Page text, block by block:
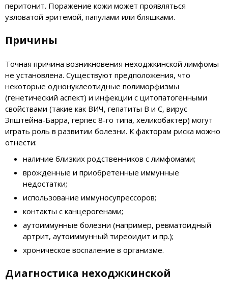
перитонит. Поражение кожи может проявляться
узловатой эритемой, папулами или бляшками.
Причины
Точная причина возникновения неходжкинской лимфомы
не установлена. Существуют предположения, что
некоторые однонуклеотидные полиморфизмы
(генетический аспект) и инфекции с цитопатогенными
свойствами (такие как ВИЧ, гепатиты В и С, вирус
Эпштейна-Барра, герпес 8-го типа, хеликобактер) могут
играть роль в развитии болезни. К факторам риска можно
отнести:
наличие близких родственников с лимфомами;
врожденные и приобретенные иммунные
недостатки;
использование иммуносупрессоров;
контакты с канцерогенами;
аутоиммунные болезни (например, ревматоидный
артрит, аутоиммунный тиреоидит и пр.);
хроническое воспаление в организме.
Диагностика неходжкинской